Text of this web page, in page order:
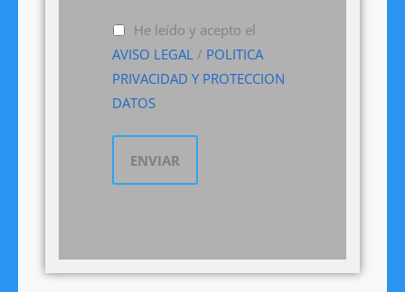
He leído y acepto el
AVISO LEGAL / POLITICA
PRIVACIDAD Y PROTECCION
DATOS